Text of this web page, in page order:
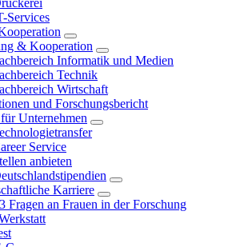
Services
& Kooperation
Informatik und Medien
Technik
Wirtschaft
und Forschungsbericht
Unternehmen
Service
anbieten
Karriere
Fragen an Frauen in der Forschung